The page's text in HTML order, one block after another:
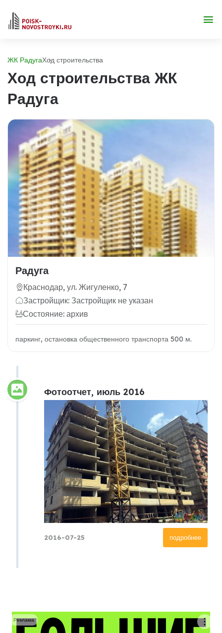
ЖК РадугаХод строительства
Ход строительства ЖК
Радуга
Радуга
Краснодар, ул. Жигуленко, 7
Застройщик: Застройщик не указан
Состояние: архив
паркинг, остановка общественного транспорта 500 м.
Фотоотчет, июль 2016
подробнее
2016-07-25
Реклама